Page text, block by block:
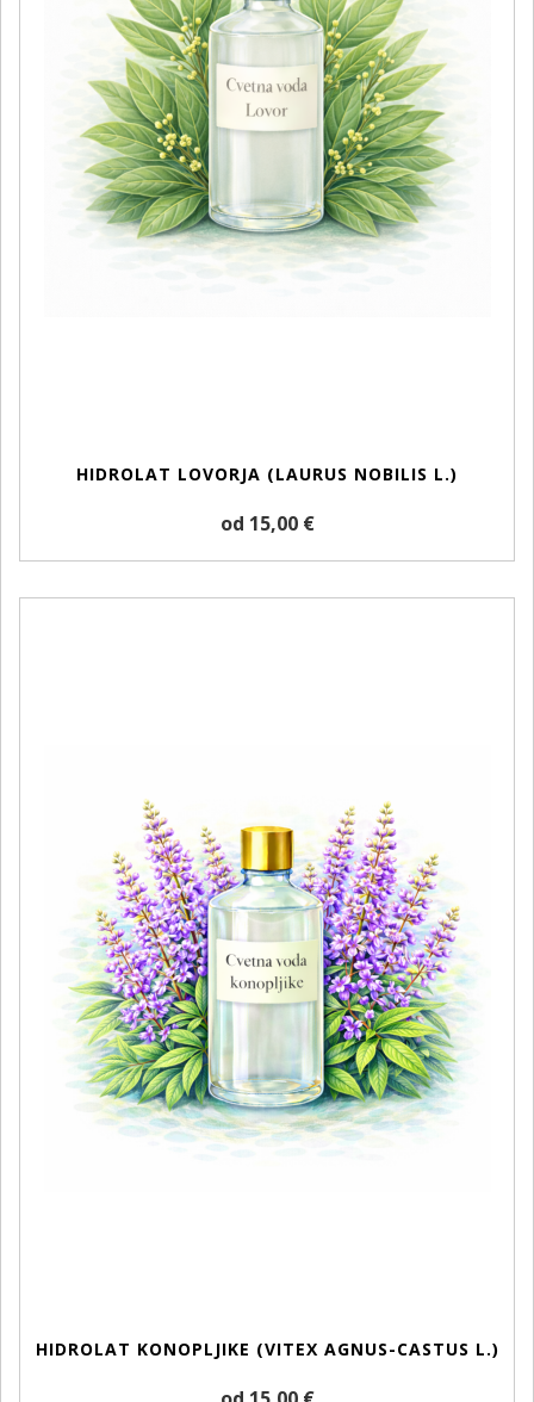
HIDROLAT LOVORJA (LAURUS NOBILIS L.)
od 15,00 €
HIDROLAT KONOPLJIKE (VITEX AGNUS-CASTUS L.)